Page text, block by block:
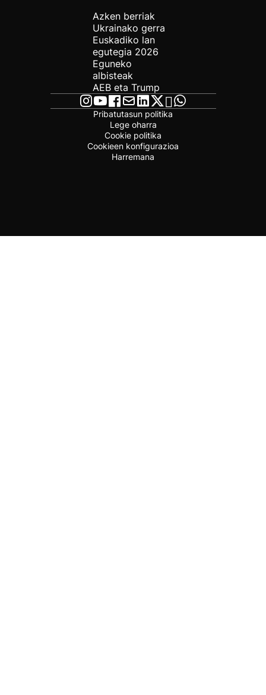
Azken berriak
Ukrainako gerra
Euskadiko lan
egutegia 2026
Eguneko
albisteak
AEB eta Trump
Pribatutasun politika
Lege oharra
Cookie politika
Cookieen konfigurazioa
Harremana